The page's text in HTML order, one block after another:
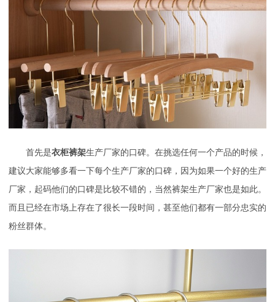
首先是衣柜裤架生产厂家的口碑。在挑选任何一个产品的时候，
建议大家能够多看一下每个生产厂家的口碑，因为如果一个好的生产
厂家，起码他们的口碑是比较不错的，当然裤架生产厂家也是如此。
而且已经在市场上存在了很长一段时间，甚至他们都有一部分忠实的
粉丝群体。